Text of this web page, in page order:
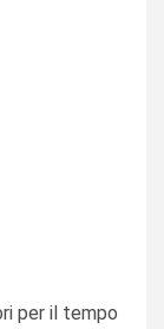
per il tempo